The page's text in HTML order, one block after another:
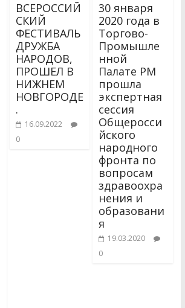
ВСЕРОССИЙ
СКИЙ
ФЕСТИВАЛЬ
ДРУЖБА
НАРОДОВ,
ПРОШЕЛ В
НИЖНЕМ
НОВГОРОДЕ
.
16.09.2022
0
30 января
2020 года в
Торгово-
Промышле
нной
Палате РМ
прошла
экспертная
сессия
Общеросси
йского
народного
фронта по
вопросам
здравоохра
нения и
образовани
я
19.03.2020
0